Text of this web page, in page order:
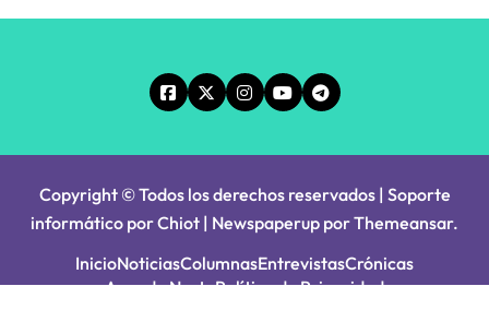
Copyright © Todos los derechos reservados | Soporte
informático por Chiot | Newspaperup porThemeansar.
InicioNoticiasColumnasEntrevistasCrónicas
Agenda NortePolítica de Privacidad